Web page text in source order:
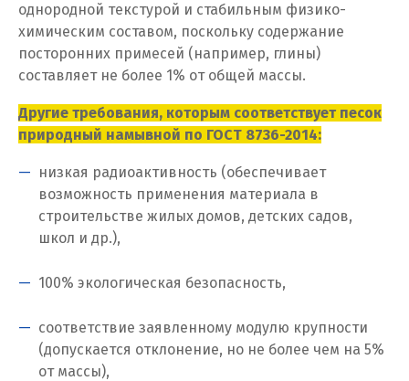
Иваново
Ивантеевка
Ижевск
Иркутск
Ишим
Калининград
однородной текстурой и стабильным физико-
химическим составом, поскольку содержание
посторонних примесей (например, глины)
составляет не более 1% от общей массы.
Другие требования, которым соответствует песок
природный намывной по ГОСТ 8736-2014:
низкая радиоактивность (обеспечивает
возможность применения материала в
строительстве жилых домов, детских садов,
школ и др.),
100% экологическая безопасность,
соответствие заявленному модулю крупности
(допускается отклонение, но не более чем на 5%
от массы),